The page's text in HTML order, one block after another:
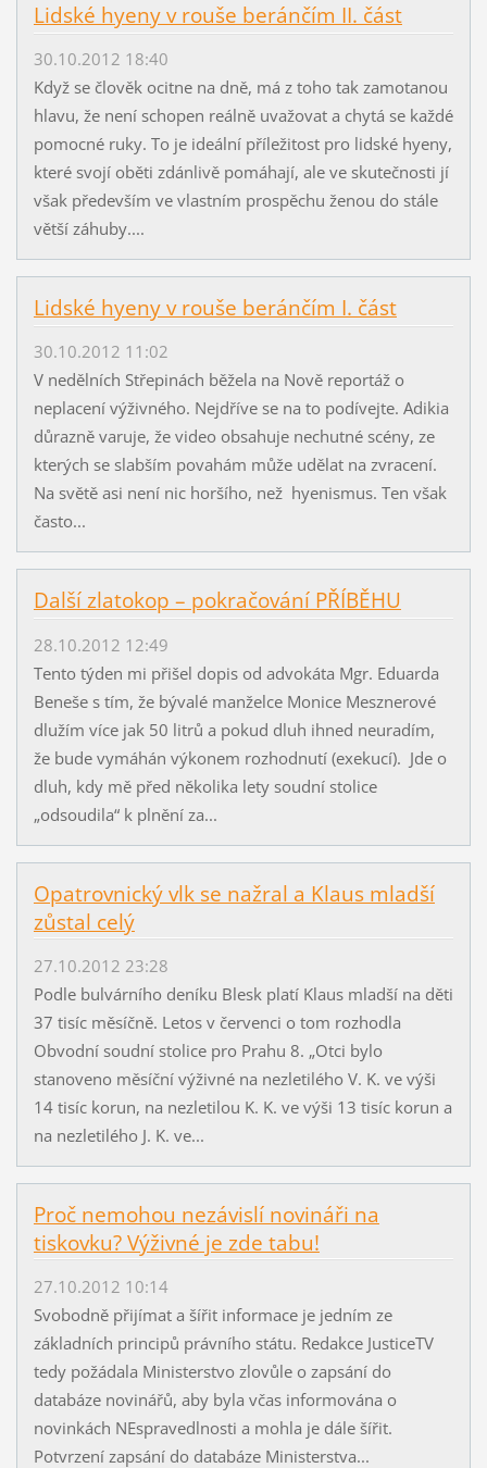
Lidské hyeny v rouše beránčím II. část
30.10.2012 18:40
Když se člověk ocitne na dně, má z toho tak zamotanou
hlavu, že není schopen reálně uvažovat a chytá se každé
pomocné ruky. To je ideální příležitost pro lidské hyeny,
které svojí oběti zdánlivě pomáhají, ale ve skutečnosti jí
však především ve vlastním prospěchu ženou do stále
větší záhuby....
Lidské hyeny v rouše beránčím I. část
30.10.2012 11:02
V nedělních Střepinách běžela na Nově reportáž o
neplacení výživného. Nejdříve se na to podívejte. Adikia
důrazně varuje, že video obsahuje nechutné scény, ze
kterých se slabším povahám může udělat na zvracení.
Na světě asi není nic horšího, než hyenismus. Ten však
často...
Další zlatokop – pokračování PŘÍBĚHU
28.10.2012 12:49
Tento týden mi přišel dopis od advokáta Mgr. Eduarda
Beneše s tím, že bývalé manželce Monice Mesznerové
dlužím více jak 50 litrů a pokud dluh ihned neuradím,
že bude vymáhán výkonem rozhodnutí (exekucí). Jde o
dluh, kdy mě před několika lety soudní stolice
„odsoudila“ k plnění za...
Opatrovnický vlk se nažral a Klaus mladší
zůstal celý
27.10.2012 23:28
Podle bulvárního deníku Blesk platí Klaus mladší na děti
37 tisíc měsíčně. Letos v červenci o tom rozhodla
Obvodní soudní stolice pro Prahu 8. „Otci bylo
stanoveno měsíční výživné na nezletilého V. K. ve výši
14 tisíc korun, na nezletilou K. K. ve výši 13 tisíc korun a
na nezletilého J. K. ve...
Proč nemohou nezávislí novináři na
tiskovku? Výživné je zde tabu!
27.10.2012 10:14
Svobodně přijímat a šířit informace je jedním ze
základních principů právního státu. Redakce JusticeTV
tedy požádala Ministerstvo zlovůle o zapsání do
databáze novinářů, aby byla včas informována o
novinkách NEspravedlnosti a mohla je dále šířit.
Potvrzení zapsání do databáze Ministerstva...